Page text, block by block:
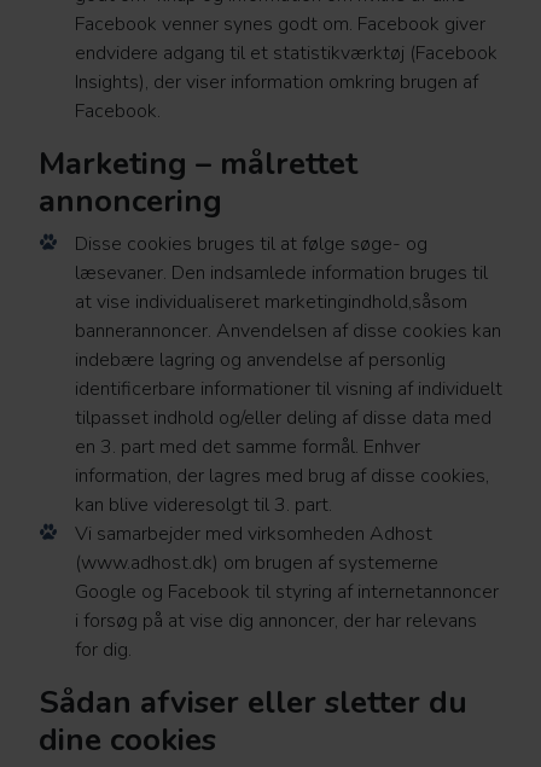
Facebook venner synes godt om. Facebook giver
endvidere adgang til et statistikværktøj (Facebook
Insights), der viser information omkring brugen af
Facebook.
Marketing – målrettet
annoncering
Disse cookies bruges til at følge søge- og
læsevaner. Den indsamlede information bruges til
at vise individualiseret marketingindhold,såsom
bannerannoncer. Anvendelsen af disse cookies kan
indebære lagring og anvendelse af personlig
identificerbare informationer til visning af individuelt
tilpasset indhold og/eller deling af disse data med
en 3. part med det samme formål. Enhver
information, der lagres med brug af disse cookies,
kan blive videresolgt til 3. part.
Vi samarbejder med virksomheden Adhost
(www.adhost.dk) om brugen af systemerne
Google og Facebook til styring af internetannoncer
i forsøg på at vise dig annoncer, der har relevans
for dig.
Sådan afviser eller sletter du
dine cookies